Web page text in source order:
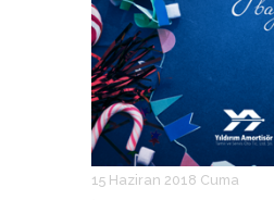
15 Haziran 2018 Cuma